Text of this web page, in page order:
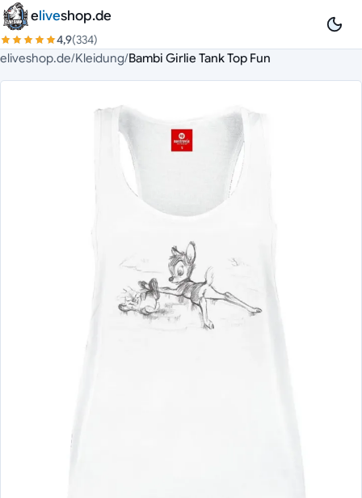
Zum Inhalt springen
eliveshop.de
4,9(334)
eliveshop.de/Kleidung/Bambi Girlie Tank Top Fun